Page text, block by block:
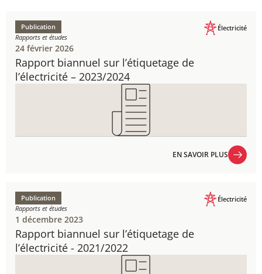
Rapport biannuel sur l’étiquetage de
l’électricité​​ – 2023/2024
Publication
Rapports et études
Électricité
24 février 2026
EN SAVOIR PLUS
Rapport biannuel sur l’étiquetage de
l’électricité​​ - 2021/2022
Publication
Rapports et études
Électricité
1 décembre 2023